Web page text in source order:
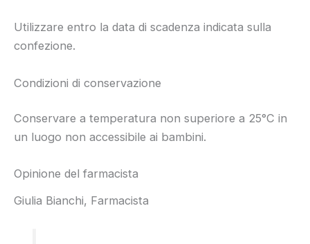
Utilizzare entro la data di scadenza indicata sulla
confezione.
Condizioni di conservazione
Conservare a temperatura non superiore a 25°C in
un luogo non accessibile ai bambini.
Opinione del farmacista
Giulia Bianchi, Farmacista